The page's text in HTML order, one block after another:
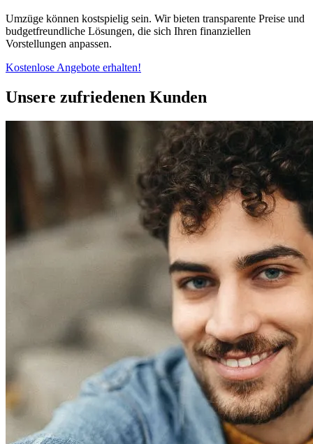
Umzüge können kostspielig sein. Wir bieten transparente Preise und
budgetfreundliche Lösungen, die sich Ihren finanziellen
Vorstellungen anpassen.
Kostenlose Angebote erhalten!
Unsere zufriedenen Kunden